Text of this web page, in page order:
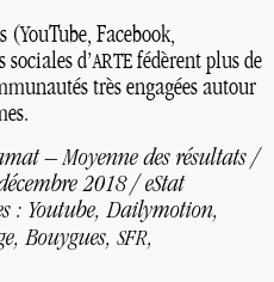
(YouTube, Facebook,
d’ARTE fédèrent plus de
très engagées autour
– Moyenne des résultats /
2018 / eStat
: Youtube, Dailymotion,
Bouygues,SFR,